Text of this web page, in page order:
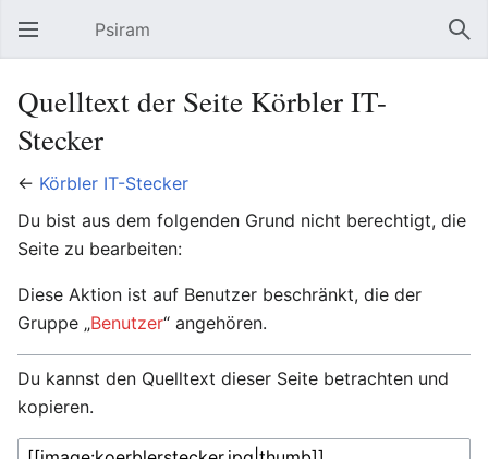
Hauptmenü öffnen Psiram
Quelltext der Seite Körbler IT-
Stecker
← Körbler IT-Stecker
Du bist aus dem folgenden Grund nicht berechtigt, die
Seite zu bearbeiten:
Diese Aktion ist auf Benutzer beschränkt, die der
Gruppe „Benutzer“ angehören.
Du kannst den Quelltext dieser Seite betrachten und
kopieren.